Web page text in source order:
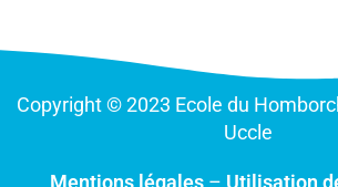
Copyright © 2023 Ecole du
Uccle
Mentions légales – Utilisation